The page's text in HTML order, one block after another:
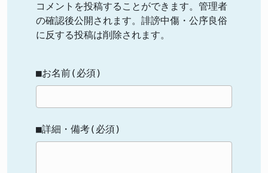
コメントを投稿することができます。管理者
の確認後公開されます。誹謗中傷・公序良俗
に反する投稿は削除されます。
■お名前(必須)
■詳細・備考(必須)